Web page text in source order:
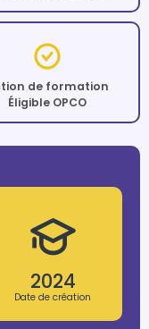
de formation
Éligible OPCO
2024
Date de création